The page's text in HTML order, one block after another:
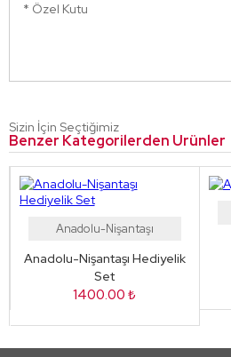
* Özel Kutu
Sizin İçin Seçtiğimiz
Benzer Kategorilerden Ürünler
Anadolu-Nişantaşı
Anadolu-Nişantaşı Hediyelik
Set
1400.00 ₺